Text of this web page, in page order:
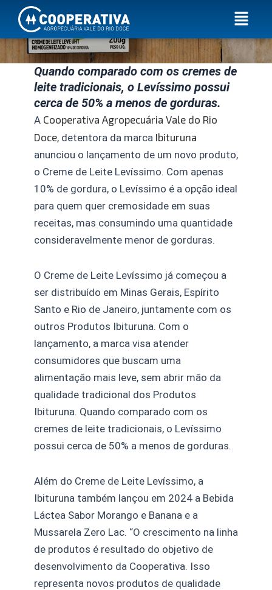
o
conteúdo
Menu
Quando comparado com os cremes de
leite tradicionais, o Levíssimo possui
cerca de 50% a menos de gorduras.
A Cooperativa Agropecuária Vale do Rio
Doce, detentora da marca Ibituruna
anunciou o lançamento de um novo produto,
o Creme de Leite Levíssimo. Com apenas
10% de gordura, o Levíssimo é a opção ideal
para quem quer cremosidade em suas
receitas, mas consumindo uma quantidade
consideravelmente menor de gorduras.
O Creme de Leite Levíssimo já começou a
ser distribuído em Minas Gerais, Espírito
Santo e Rio de Janeiro, juntamente com os
outros Produtos Ibituruna. Com o
lançamento, a marca visa atender
consumidores que buscam uma
alimentação mais leve, sem abrir mão da
qualidade tradicional dos Produtos
Ibituruna. Quando comparado com os
cremes de leite tradicionais, o Levíssimo
possui cerca de 50% a menos de gorduras.
Além do Creme de Leite Levíssimo, a
Ibituruna também lançou em 2024 a Bebida
Láctea Sabor Morango e Banana e a
Mussarela Zero Lac. “O crescimento na linha
de produtos é resultado do objetivo de
desenvolvimento da Cooperativa. Isso
representa novos produtos de qualidade